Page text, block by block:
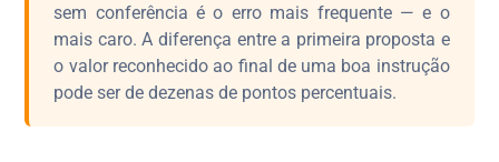
sem conferência é o erro mais frequente — e o
mais caro. A diferença entre a primeira proposta e
o valor reconhecido ao final de uma boa instrução
pode ser de dezenas de pontos percentuais.